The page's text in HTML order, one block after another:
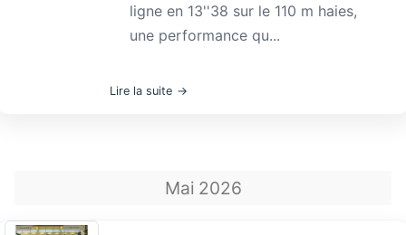
ligne en 13''38 sur le 110 m haies,
une performance qu...
Lire la suite
Mai 2026